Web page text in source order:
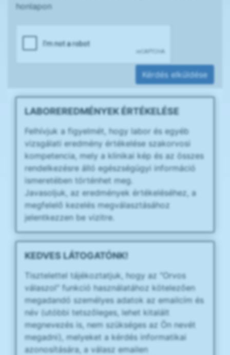
honlapon
Kérdés elküldése
LABOREREDMÉNYEK ÉRTÉKELÉSE
Felhívjuk a figyelmét, hogy labor és egyéb
vizsgálati eredmény értékelése szakorvosi
kompetencia, mely a klinikai kép és az összes
rendelkezésre álló egészségügyi információ
ismeretében történhet meg.
Javasoljuk, az eredmények értékeléséhez, a
megfelelő kezelés megválasztásához
jelentkezzen be vizitre.
KEDVES LÁTOGATÓNK!
Tisztelettel tájékoztatjuk, hogy az "Orvos
válaszol" funkció használatához kötelezően
megadandó személyes adatok az emailcím és
név (utóbbi tetszőleges, lehet kitalált
megnevezés is, nem szükséges az Ön nevét
megadni), melyeket a kérdés informatikai
azonosítására, a válasz emailen